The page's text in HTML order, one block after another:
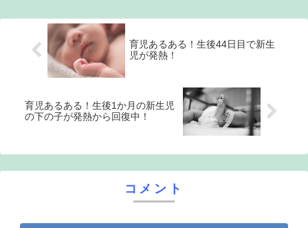
育児あるある！生後44日目で新生
児が発熱！
育児あるある！生後1か月の新生児
の下の子が発熱から回復中！
コメント